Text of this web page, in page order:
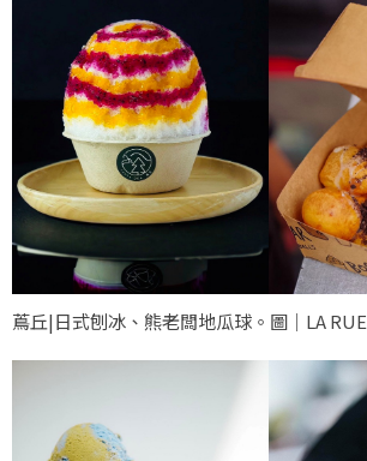
蔦丘|日式刨冰、熊老闆地瓜球。圖｜LA RUE